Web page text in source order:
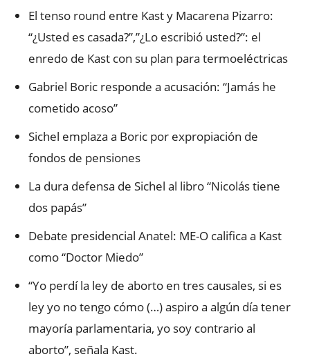
El tenso round entre Kast y Macarena Pizarro:
“¿Usted es casada?”,”¿Lo escribió usted?”: el
enredo de Kast con su plan para termoeléctricas
Gabriel Boric responde a acusación: “Jamás he
cometido acoso”
Sichel emplaza a Boric por expropiación de
fondos de pensiones
La dura defensa de Sichel al libro “Nicolás tiene
dos papás”
Debate presidencial Anatel: ME-O califica a Kast
como “Doctor Miedo”
“Yo perdí la ley de aborto en tres causales, si es
ley yo no tengo cómo (…) aspiro a algún día tener
mayoría parlamentaria, yo soy contrario al
aborto”, señala Kast.